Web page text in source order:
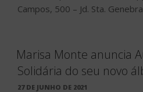
Campos, 500 – Jd. Sta.
Marisa Monte anuncia
Solidária do seu novo
PUBLICADO
27 DE JUNHO DE 2021